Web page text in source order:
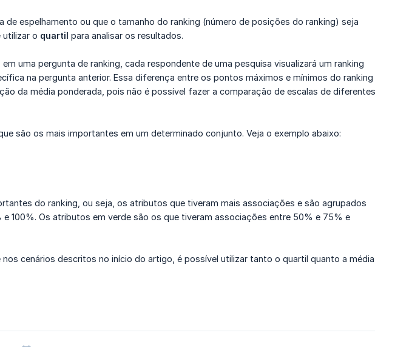
de espelhamento ou que o tamanho do ranking (número de posições do ranking) seja
utilizar o quartil para analisar os resultados.
uma pergunta de ranking, cada respondente de uma pesquisa visualizará um ranking
na pergunta anterior. Essa diferença entre os pontos máximos e mínimos do ranking
da média ponderada, pois não é possível fazer a comparação de escalas de diferentes
são os mais importantes em um determinado conjunto. Veja o exemplo abaixo:
do ranking, ou seja, os atributos que tiveram mais associações e são agrupados
100%. Os atributos em verde são os que tiveram associações entre 50% e 75% e
cenários descritos no início do artigo, é possível utilizar tanto o quartil quanto a média